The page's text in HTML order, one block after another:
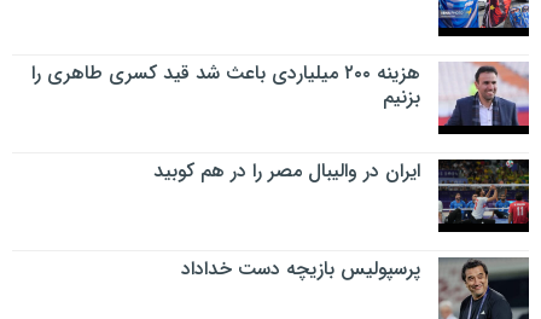
هزینه ۲۰۰ میلیاردی باعث شد قید کسری طاهری را
بزنیم
ایران در والیبال مصر را در هم کوبید
پرسپولیس بازیچه دست خداداد